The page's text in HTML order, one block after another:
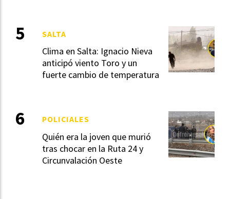
Clima en Salta: Ignacio Nieva
anticipó viento Toro y un
fuerte cambio de temperatura
SALTA
Quién era la joven que murió
tras chocar en la Ruta 24 y
Circunvalación Oeste
POLICIALES